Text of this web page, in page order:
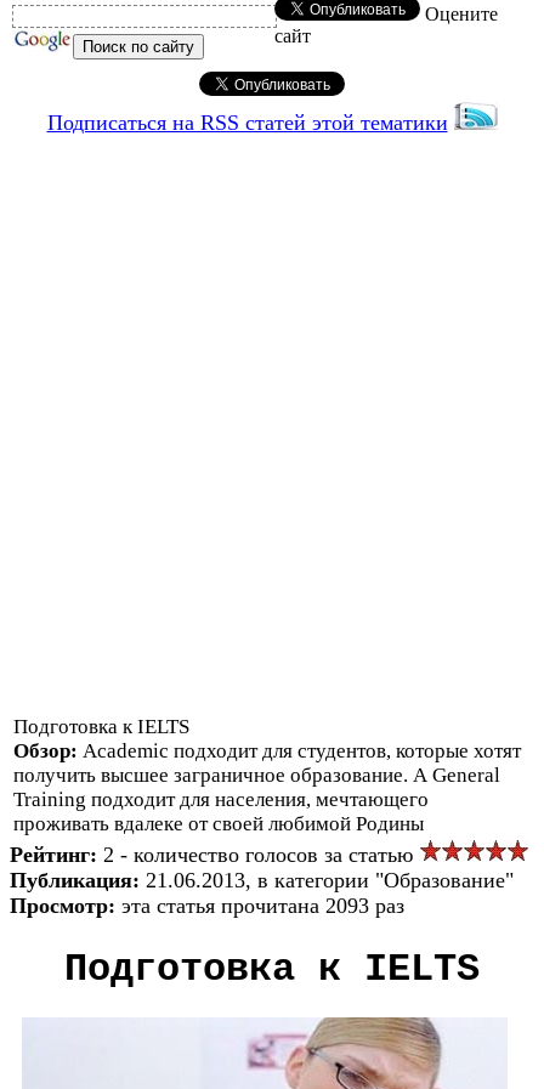
Оцените
сайт
Подписаться на RSS статей этой тематики
Подготовка к IELTS
Обзор: Academic подходит для студентов, которые хотят
получить высшее заграничное образование. А General
Training подходит для населения, мечтающего
проживать вдалеке от своей любимой Родины
Рейтинг: 2 - количество голосов за статью
Публикация: 21.06.2013, в категории "Образование"
Просмотр: эта статья прочитана 2093 раз
Подготовка к IELTS